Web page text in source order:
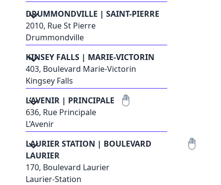
DRUMMONDVILLE | SAINT-PIERRE
2010, Rue St Pierre
Drummondville
KINSEY FALLS | MARIE-VICTORIN
403, Boulevard Marie-Victorin
Kingsey Falls
L’AVENIR | PRINCIPALE
636, Rue Principale
L’Avenir
LAURIER STATION | BOULEVARD
LAURIER
170, Boulevard Laurier
Laurier-Station